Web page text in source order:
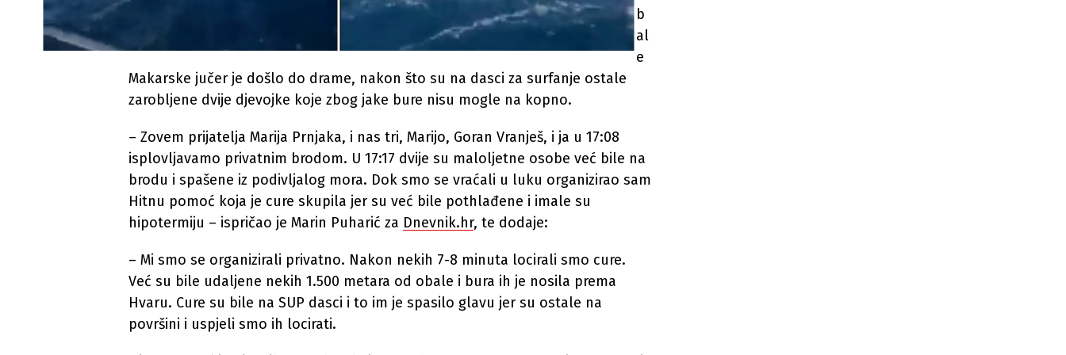
b
al
e
Makarske jučer je došlo do drame, nakon što su na dasci za surfanje ostale
zarobljene dvije djevojke koje zbog jake bure nisu mogle na kopno.
– Zovem prijatelja Marija Prnjaka, i nas tri, Marijo, Goran Vranješ, i ja u 17:08
isplovljavamo privatnim brodom. U 17:17 dvije su maloljetne osobe već bile na
brodu i spašene iz podivljalog mora. Dok smo se vraćali u luku organizirao sam
Hitnu pomoć koja je cure skupila jer su već bile pothlađene i imale su
hipotermiju – ispričao je Marin Puharić za Dnevnik.hr, te dodaje:
– Mi smo se organizirali privatno. Nakon nekih 7-8 minuta locirali smo cure.
Već su bile udaljene nekih 1.500 metara od obale i bura ih je nosila prema
Hvaru. Cure su bile na SUP dasci i to im je spasilo glavu jer su ostale na
površini i uspjeli smo ih locirati.